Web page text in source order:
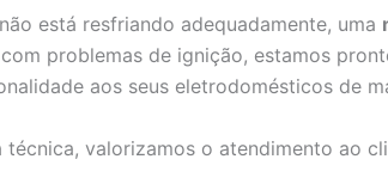
está resfriando adequadamente, uma
com problemas de ignição, estamos
aos seus eletrodomésticos de
técnica, valorizamos o atendimento ao